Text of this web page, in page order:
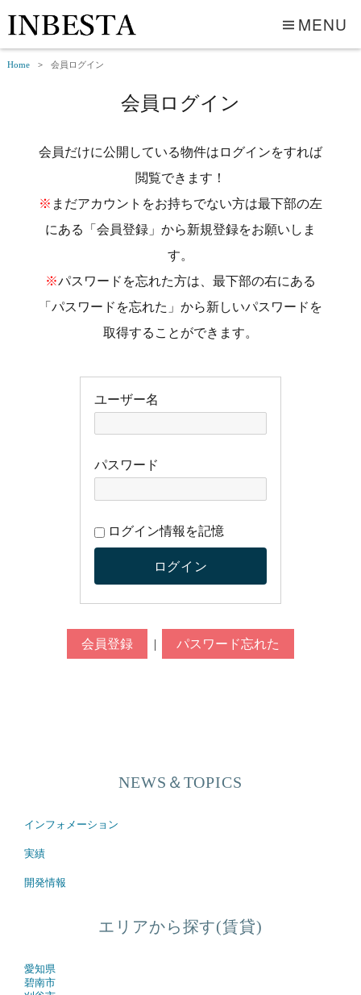
MENU
Home 会員ログイン
会員ログイン
会員だけに公開している物件はログインをすれば
閲覧できます！
※ まだアカウントをお持ちでない方は最下部の左
にある「会員登録」から新規登録をお願いしま
す。
※パスワードを忘れた方は、最下部の右にある
「パスワードを忘れた」から新しいパスワードを
取得することができます。
ユーザー名
パスワード
ログイン情報を記憶
会員登録 | パスワード忘れた
NEWS＆TOPICS
インフォメーション
実績
開発情報
エリアから探す(賃貸)
愛知県
碧南市